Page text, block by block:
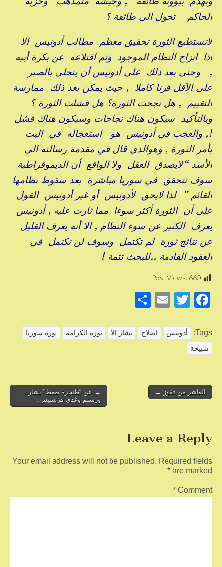
الحاكم تحول الى طائفة ؟
لاتستطيع الثورة تحقيق معظم مطالب أدونيس الا
أذا انزاح النظام الموجود وتم اقتلاعه عن بكرة أبيه
, وحتى بعد ذلك على أدونيس أن يتحلى بالصبر
على الأقل قرنا كاملا , حيث يمكن بعد ذلك ممارسة
التقييم , هل نجحت الثورة؟ هل فشلت الثورة ؟
وبالتأكيد سيكون هناك نجاحات وسيكون هناك فشل
!, والعجب في أدونيس هو استعجاله في البت
بأمر الثورة , وهوالذي قال في مقدمة رسالته الى
الأسد “لايصدق العقل ولا الواقع أن الديموقراطية
سوف تتحقق في سوريا مباشرة بعد سقوط نظامها
القائم ” لذا لايحق لأدونيس أو غير أدونيس القول
على أن الثورة أكثر سوءا مما ثارت عليه , أدونيس
يعرف الكثير عن سوء النظام , الا أنه يعرف القليل
عن نتائج ثورة لم تكتمل وسوف لن تكتمل في
العقود القادمة ..للبحث تتمة !
Post Views: 660
F
c
e
o
T
tt
E
ail
ar
Tags: أدونيس اصلاح بشار الأ ثورة الكرامة
ثورة سوريا
شبيحة
Post
← عن “طنجرة ضغط” بشار..
ورستم وغدي فرنسيس..
العاشر من تمّوز →
Leave a Reply
Your email address will not be published. Required fields
are marked
*
Comment
*